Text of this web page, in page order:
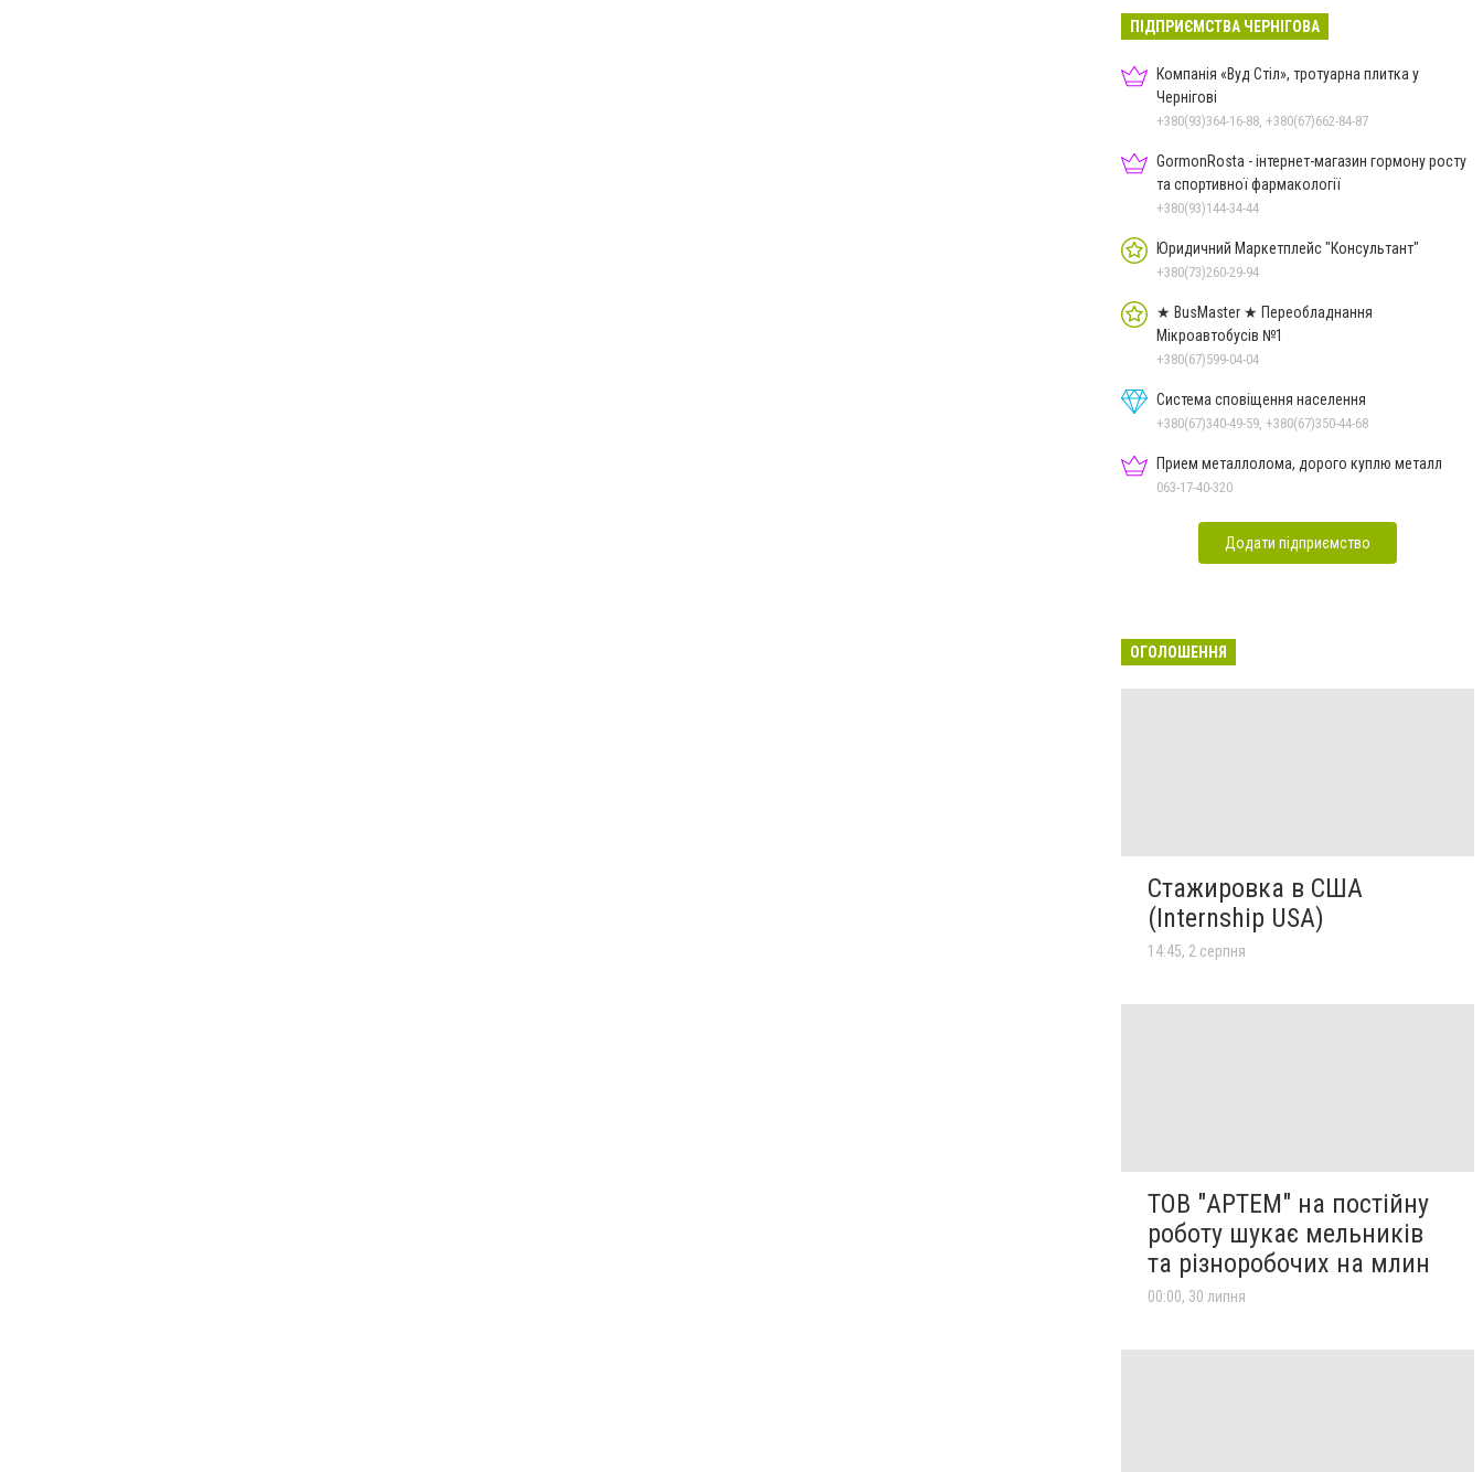
ПІДПРИЄМСТВА ЧЕРНІГОВА
Компанія «Вуд Стіл», тротуарна плитка у
Чернігові
+380(93)364-16-88, +380(67)662-84-87
GormonRosta - інтернет-магазин гормону росту
та спортивної фармакології
+380(93)144-34-44
Юридичний Маркетплейс "Консультант"
+380(73)260-29-94
★ BusMaster ★ Переобладнання
Мікроавтобусів №1
+380(67)599-04-04
Система сповіщення населення
+380(67)340-49-59, +380(67)350-44-68
Прием металлолома, дорого куплю металл
063-17-40-320
Додати підприємство
ОГОЛОШЕННЯ
Стажировка в США
(Internship USA)
14:45, 2 серпня
ТОВ "АРТЕМ" на постійну
роботу шукає мельників
та різноробочих на млин
00:00, 30 липня